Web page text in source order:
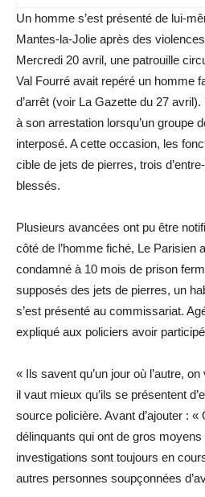
Un homme s’est présenté de lui-
Mantes-la-Jolie après des
Mercredi 20 avril, une patrouille
Val Fourré avait repéré un homme
d’arrêt (voir La Gazette du 27
à son arrestation lorsqu’un groupe
interposé. A cette occasion, les
cible de jets de pierres, trois
blessés.
Plusieurs avancées ont pu être
côté de l’homme fiché, Le Parisien
condamné à 10 mois de prison
supposés des jets de pierres, un
s’est présenté au commissariat.
expliqué aux policiers avoir participé
« Ils savent qu’un jour où l’autre,
il vaut mieux qu’ils se présentent
source policière. Avant d’ajouter : «
délinquants qui ont de gros
investigations sont toujours en
autres personnes soupçonnées